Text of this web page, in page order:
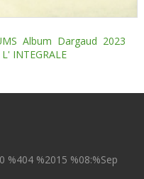
Album Dargaud 2023
INTEGRALE
%404 %2015 %08:%Sep